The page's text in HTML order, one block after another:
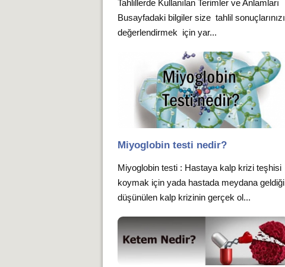
Tahlillerde Kullanılan Terimler ve Anlamları
Busayfadaki bilgiler size tahlil sonuçlarınızı
değerlendirmek için yar...
Miyoglobin testi nedir?
Miyoglobin testi : Hastaya kalp krizi teşhisi
koymak için yada hastada meydana geldiği
düşünülen kalp krizinin gerçek ol...